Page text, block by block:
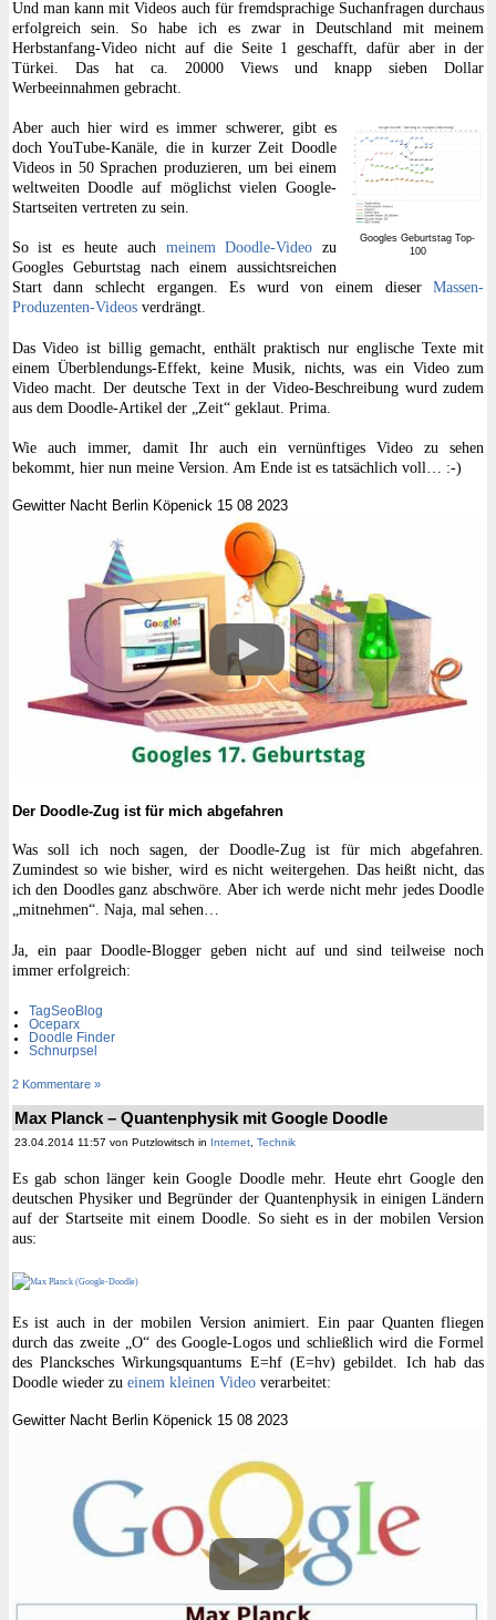
Und man kann mit Videos auch für fremdsprachige Suchanfragen durchaus
erfolgreich sein. So habe ich es zwar in Deutschland mit meinem
Herbstanfang-Video nicht auf die Seite 1 geschafft, dafür aber in der
Türkei. Das hat ca. 20000 Views und knapp sieben Dollar
Werbeeinnahmen gebracht.
Googles Geburtstag Top-
100
Aber auch hier wird es immer schwerer, gibt es
doch YouTube-Kanäle, die in kurzer Zeit Doodle
Videos in 50 Sprachen produzieren, um bei einem
weltweiten Doodle auf möglichst vielen Google-
Startseiten vertreten zu sein.
So ist es heute auch meinem Doodle-Video zu
Googles Geburtstag nach einem aussichtsreichen
Start dann schlecht ergangen. Es wurd von einem dieserMassen-
Produzenten-Videosverdrängt.
Das Video ist billig gemacht, enthält praktisch nur englische Texte mit
einem Überblendungs-Effekt, keine Musik, nichts, was ein Video zum
Video macht. Der deutsche Text in der Video-Beschreibung wurd zudem
aus dem Doodle-Artikel der „Zeit“ geklaut. Prima.
Wie auch immer, damit Ihr auch ein vernünftiges Video zu sehen
bekommt, hier nun meine Version. Am Ende ist es tatsächlich voll… :-)
Gewitter Nacht Berlin Köpenick 15 08 2023
Der Doodle-Zug ist für mich abgefahren
Was soll ich noch sagen, der Doodle-Zug ist für mich abgefahren.
Zumindest so wie bisher, wird es nicht weitergehen. Das heißt nicht, das
ich den Doodles ganz abschwöre. Aber ich werde nicht mehr jedes Doodle
„mitnehmen“. Naja, mal sehen…
Ja, ein paar Doodle-Blogger geben nicht auf und sind teilweise noch
immer erfolgreich:
TagSeoBlog
Oceparx
Doodle Finder
Schnurpsel
2 Kommentare »
Max Planck – Quantenphysik mit Google Doodle
23.04.2014 11:57 von Putzlowitsch in Internet, Technik
Es gab schon länger kein Google Doodle mehr. Heute ehrt Google den
deutschen Physiker und Begründer der Quantenphysik in einigen Ländern
auf der Startseite mit einem Doodle. So sieht es in der mobilen Version
aus:
Es ist auch in der mobilen Version animiert. Ein paar Quanten fliegen
durch das zweite „O“ des Google-Logos und schließlich wird die Formel
des Plancksches Wirkungsquantums E=hf (E=hv) gebildet. Ich hab das
Doodle wieder zu einem kleinen Videoverarbeitet:
Gewitter Nacht Berlin Köpenick 15 08 2023